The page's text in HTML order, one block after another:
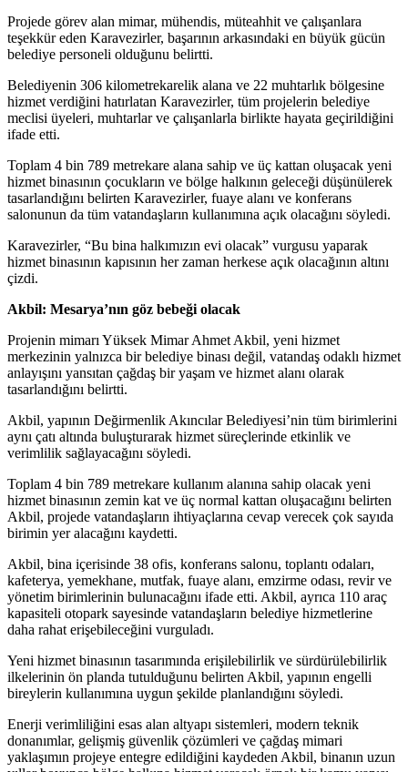
Projede görev alan mimar, mühendis, müteahhit ve çalışanlara
teşekkür eden Karavezirler, başarının arkasındaki en büyük gücün
belediye personeli olduğunu belirtti.
Belediyenin 306 kilometrekarelik alana ve 22 muhtarlık bölgesine
hizmet verdiğini hatırlatan Karavezirler, tüm projelerin belediye
meclisi üyeleri, muhtarlar ve çalışanlarla birlikte hayata geçirildiğini
ifade etti.
Toplam 4 bin 789 metrekare alana sahip ve üç kattan oluşacak yeni
hizmet binasının çocukların ve bölge halkının geleceği düşünülerek
tasarlandığını belirten Karavezirler, fuaye alanı ve konferans
salonunun da tüm vatandaşların kullanımına açık olacağını söyledi.
Karavezirler, “Bu bina halkımızın evi olacak” vurgusu yaparak
hizmet binasının kapısının her zaman herkese açık olacağının altını
çizdi.
Akbil: Mesarya’nın göz bebeği olacak
Projenin mimarı Yüksek Mimar Ahmet Akbil, yeni hizmet
merkezinin yalnızca bir belediye binası değil, vatandaş odaklı hizmet
anlayışını yansıtan çağdaş bir yaşam ve hizmet alanı olarak
tasarlandığını belirtti.
Akbil, yapının Değirmenlik Akıncılar Belediyesi’nin tüm birimlerini
aynı çatı altında buluşturarak hizmet süreçlerinde etkinlik ve
verimlilik sağlayacağını söyledi.
Toplam 4 bin 789 metrekare kullanım alanına sahip olacak yeni
hizmet binasının zemin kat ve üç normal kattan oluşacağını belirten
Akbil, projede vatandaşların ihtiyaçlarına cevap verecek çok sayıda
birimin yer alacağını kaydetti.
Akbil, bina içerisinde 38 ofis, konferans salonu, toplantı odaları,
kafeterya, yemekhane, mutfak, fuaye alanı, emzirme odası, revir ve
yönetim birimlerinin bulunacağını ifade etti. Akbil, ayrıca 110 araç
kapasiteli otopark sayesinde vatandaşların belediye hizmetlerine
daha rahat erişebileceğini vurguladı.
Yeni hizmet binasının tasarımında erişilebilirlik ve sürdürülebilirlik
ilkelerinin ön planda tutulduğunu belirten Akbil, yapının engelli
bireylerin kullanımına uygun şekilde planlandığını söyledi.
Enerji verimliliğini esas alan altyapı sistemleri, modern teknik
donanımlar, gelişmiş güvenlik çözümleri ve çağdaş mimari
yaklaşımın projeye entegre edildiğini kaydeden Akbil, binanın uzun